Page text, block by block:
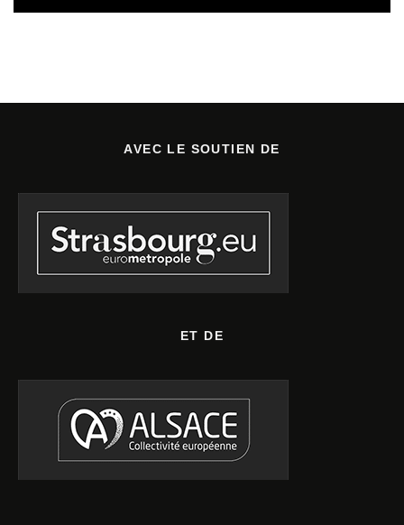
AVEC LE SOUTIEN DE
ET DE